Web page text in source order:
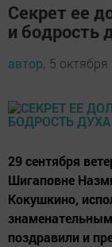
Секрет ее
и бодрость
автор, 5
29 сентября
Шигаповне
Кокушкино,
поздравили и